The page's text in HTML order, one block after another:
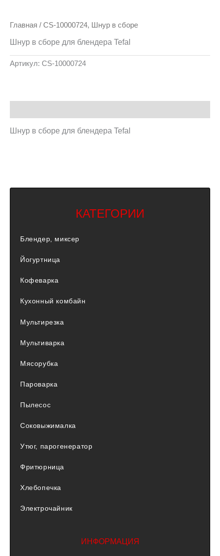
Главная / CS-10000724, Шнур в сборе
Шнур в сборе для блендера Tefal
Артикул: CS-10000724
Шнур в сборе для блендера Tefal
КАТЕГОРИИ
Блендер, миксер
Йогуртница
Кофеварка
Кухонный комбайн
Мультирезка
Мультиварка
Мясорубка
Пароварка
Пылесос
Соковыжималка
Утюг, парогенератор
Фритюрница
Хлебопечка
Электрочайник
ИНФОРМАЦИЯ